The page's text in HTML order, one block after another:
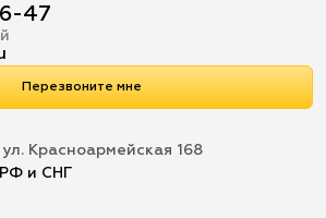
47
Перезвоните мне
Красноармейская 168
РФ и СНГ